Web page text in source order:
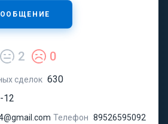
2 0
сделок 630
12
Телефон 89526595092